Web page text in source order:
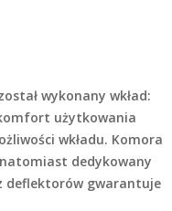
wykonany wkład:
użytkowania
wkładu. Komora
dedykowany
deflektorów gwarantuje